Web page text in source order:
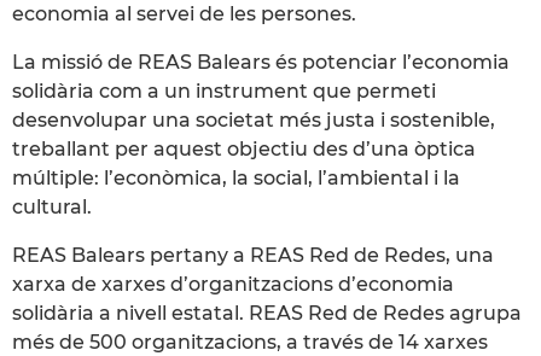
economia al servei de les persones.
La missió de REAS Balears és potenciar l’economia
solidària com a un instrument que permeti
desenvolupar una societat més justa i sostenible,
treballant per aquest objectiu des d’una òptica
múltiple: l’econòmica, la social, l’ambiental i la
cultural.
REAS Balears pertany a REAS Red de Redes, una
xarxa de xarxes d’organitzacions d’economia
solidària a nivell estatal. REAS Red de Redes agrupa
més de 500 organitzacions, a través de 14 xarxes